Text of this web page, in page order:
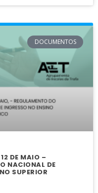
DOCUMENTOS
DE MAIO –
NACIONAL DE
SUPERIOR